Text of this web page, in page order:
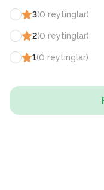
3(0 reytinglar)
2(0 reytinglar)
1(0 reytinglar)